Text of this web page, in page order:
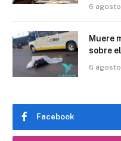
6
Muere
sobre
6
Facebook